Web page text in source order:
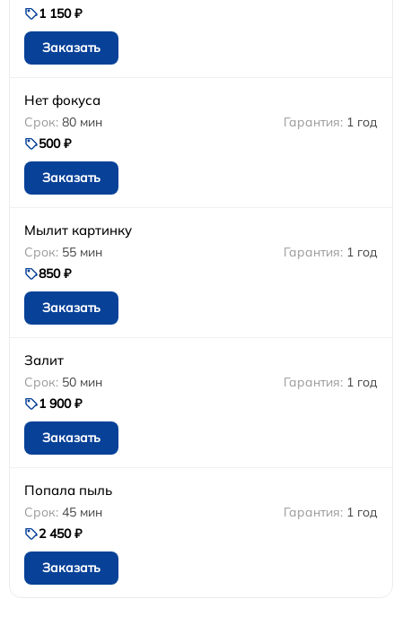
1 150 ₽
Заказать
Нет фокуса
80 мин
1 год
500 ₽
Заказать
Мылит картинку
55 мин
1 год
850 ₽
Заказать
Залит
50 мин
1 год
1 900 ₽
Заказать
Попала пыль
45 мин
1 год
2 450 ₽
Заказать